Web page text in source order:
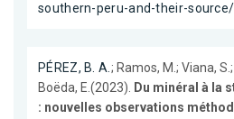
southern-peru-and-their-source/
PÉREZ, B. A.; Ramos, M.; Viana,
Boëda, E.(2023). Du minéral à la
: nouvelles observations